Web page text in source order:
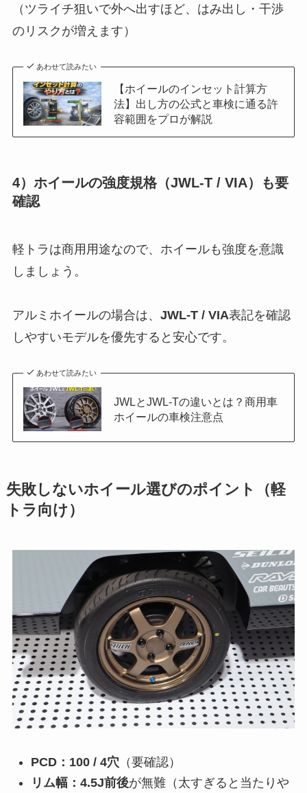
（ツライチ狙いで外へ出すほど、はみ出し・干渉
のリスクが増えます）
あわせて読みたい
【ホイールのインセット計算方
法】出し方の公式と車検に通る許
容範囲をプロが解説
4）ホイールの強度規格（JWL-T / VIA）も要
確認
軽トラは商用用途なので、ホイールも強度を意識
しましょう。
アルミホイールの場合は、 JWL-T / VIA表記を確認
しやすいモデルを優先すると安心です。
あわせて読みたい
JWLとJWL-Tの違いとは？商用車
ホイールの車検注意点
失敗しないホイール選びのポイント（軽
トラ向け）
PCD：100 / 4穴 （要確認）
リム幅：4.5J前後が無難（太すぎると当たりや